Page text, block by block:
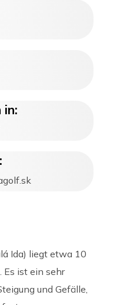
in:
Ida) liegt etwa 10
Es ist ein sehr
und Gefälle,